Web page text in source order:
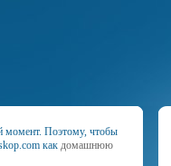
момент. Поэтому, чтобы
как домашнюю